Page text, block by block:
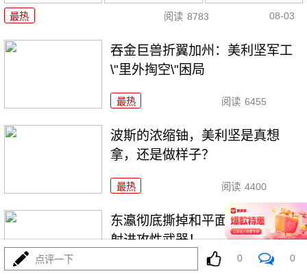
最热 阅读 8783 08-03
吞金巨兽折翼加州：美利坚军工
\"里外掏空\"困局
最热 阅读 6455
波斯的浓缩铀，美利坚是真想
拿，还是做样子？
最热 阅读 4400
东瀛彻底撕掉和平面具，公然发
射进攻性武器！
最热
点评一下 0 0